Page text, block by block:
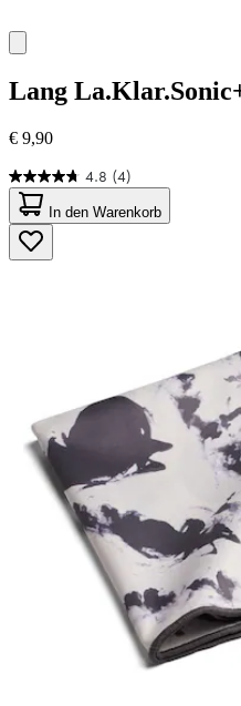
Lang
€ 9,90
4.8 (4)
4.8
von
5
Sternen.
4
In den Warenkorb